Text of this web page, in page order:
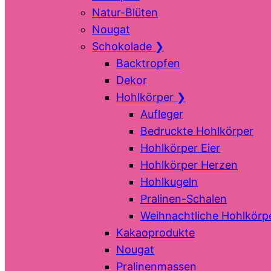
Natur-Blüten
Nougat
Schokolade ❯
Backtropfen
Dekor
Hohlkörper ❯
Aufleger
Bedruckte Hohlkörper
Hohlkörper Eier
Hohlkörper Herzen
Hohlkugeln
Pralinen-Schalen
Weihnachtliche
Kakaoprodukte
Nougat
Pralinenmassen